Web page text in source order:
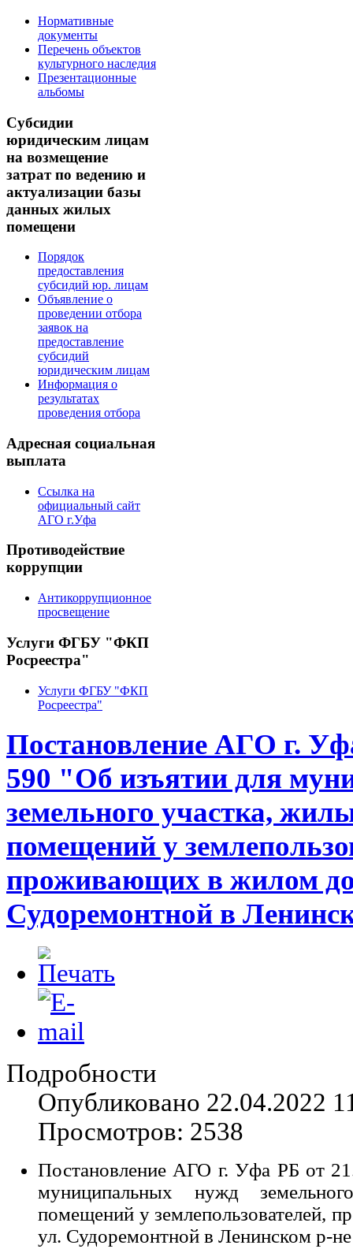
Нормативные
документы
Перечень объектов
культурного наследия
Презентационные
альбомы
Субсидии
юридическим лицам
на возмещение
затрат по ведению и
актуализации базы
данных жилых
помещени
Порядок
предоставления
субсидий юр. лицам
Объявление о
проведении отбора
заявок на
предоставление
субсидий
юридическим лицам
Информация о
результатах
проведения отбора
Адресная социальная
выплата
Ссылка на
официальный сайт
АГО г.Уфа
Противодействие
коррупции
Антикоррупционное
просвещение
Услуги ФГБУ "ФКП
Росреестра"
Услуги ФГБУ "ФКП
Росреестра"
Постановление АГО г.
590 "Об изъятии для
земельного участка,
помещений у
проживающих в жилом
Судоремонтной в
Подробности
Опубликовано 22.04.2022
Просмотров: 2538
Постановление АГО г. Уфа РБ от
муниципальных нужд
помещений у
ул. Судоремонтной в Ленинском р-